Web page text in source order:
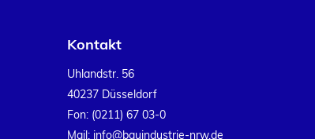
Kontakt
Uhlandstr. 56
40237 Düsseldorf
Fon: (0211) 67 03-0
Mail: info@bauindustrie-nrw.de